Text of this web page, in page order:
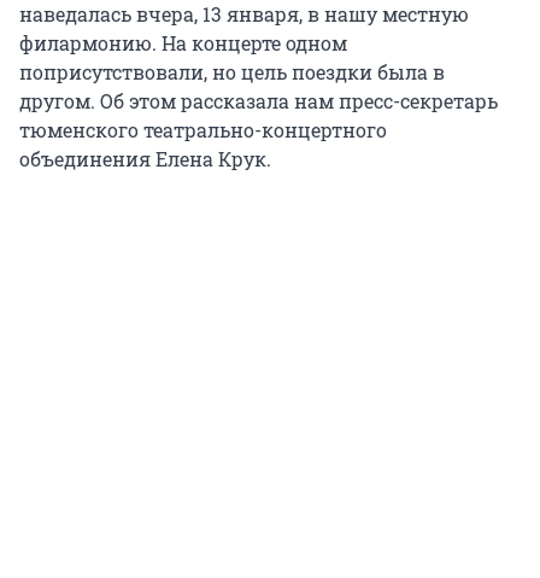
наведалась вчера, 13 января, в нашу местную
филармонию. На концерте одном
поприсутствовали, но цель поездки была в
другом. Об этом рассказала нам пресс-секретарь
тюменского театрально-концертного
объединения Елена Крук.